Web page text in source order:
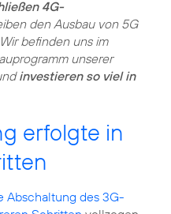
4G-
den Ausbau von 5G
befinden uns im
unserer
investieren so viel in
erfolgte in
Abschaltung des 3G-